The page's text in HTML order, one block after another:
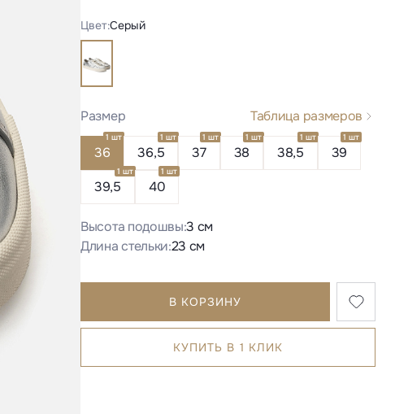
Цвет:Серый
Размер Таблица размеров
36
1 шт
36,5
1 шт
37
1 шт
38
1 шт
38,5
1 шт
39
1 шт
39,5
1 шт
40
1 шт
Высота подошвы:3 см
Длина стельки:23 см
В КОРЗИНУ
КУПИТЬ В 1 КЛИК